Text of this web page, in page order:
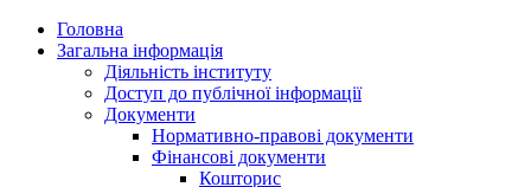
Головна
Загальна інформація
Діяльність інституту
Доступ до публічної інформації
Документи
Нормативно-правові документи
Фінансові документи
Кошторис